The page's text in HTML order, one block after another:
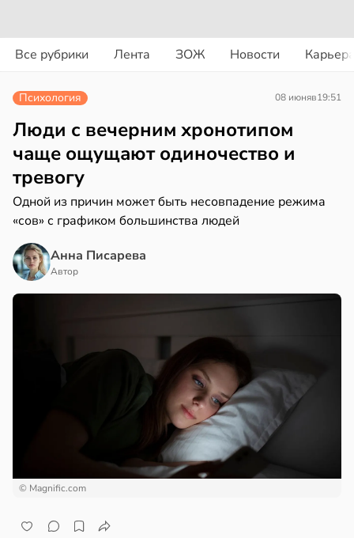
Все рубрики Лента ЗОЖ Новости
13:55
Психология 08 июняв19:51
Люди с вечерним хронотипом
чаще ощущают одиночество и
тревогу
Одной из причин может быть несовпадение режима
«сов» с графиком большинства людей
Анна Писарева
Автор
© Magnific.com
16:23